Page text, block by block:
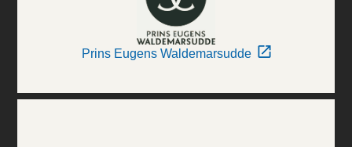
Prins Eugens Waldemarsudde